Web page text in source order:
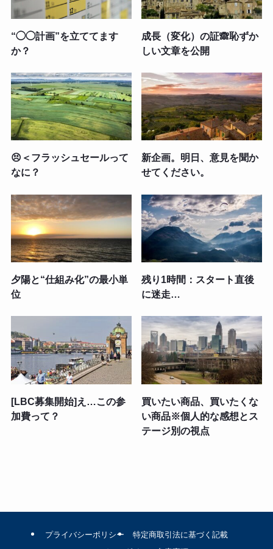
“◯◯計画”を立ててます
か？
成長（変化）の証🙈恥ずか
しい文章を公開
😣＜フラッシュセールって
なに？
新企画。明日、意見を聞か
せてください。
夕陽と“仕組み化”の最小単
位
残り1時間：スタート直後
に迷走…
[LBC募集開始]え…この参
加費って？
買いたい商品、買いたくな
い商品※個人的な感想とス
テージ別の視点
プライバシーポリシー
特定商取引法に基づく記載